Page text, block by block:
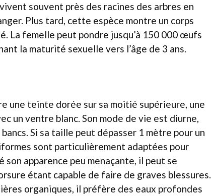
souvent près des racines des arbres en
Plus tard, cette espèce montre un corps
La femelle peut pondre jusqu’à 150 000 œufs
la maturité sexuelle vers l’âge de 3 ans.
une teinte dorée sur sa moitié supérieure, une
un ventre blanc. Son mode de vie est diurne,
Si sa taille peut dépasser 1 mètre pour un
sont particulièrement adaptées pour
apparence peu menaçante, il peut se
étant capable de faire de graves blessures.
organiques, il préfère des eaux profondes